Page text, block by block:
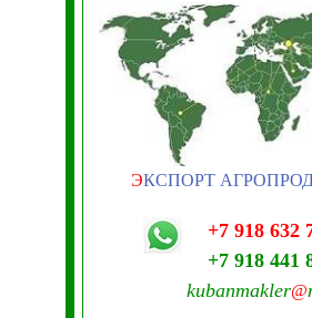
ЭКСПОРТ
+7 918 632
+7 918 441
kubanmakler@